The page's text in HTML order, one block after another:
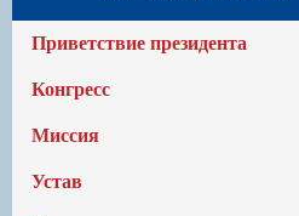
Приветствие президента
Конгресс
Миссия
Устав